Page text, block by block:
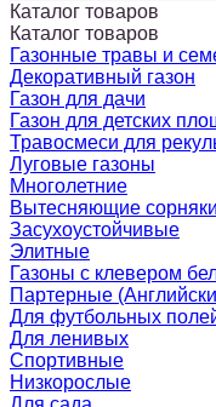
Каталог товаров
Каталог товаров
Газонные травы и
Декоративный газон
Газон для дачи
Газон для детских
Травосмеси для
Луговые газоны
Многолетние
Вытесняющие сорняки
Засухоустойчивые
Элитные
Газоны с клевером
Партерные
Для футбольных
Для ленивых
Спортивные
Низкорослые